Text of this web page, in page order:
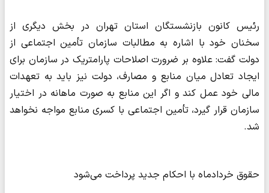
رئیس کانون بازنشستگان استان تهران در بخش دیگری از
سخنان خود با اشاره به مطالبات سازمان تأمین اجتماعی از
دولت گفت: علاوه بر ضرورت اصلاحات پارامتریک در سازمان برای
ایجاد تعادل میان منابع و مصارف، دولت نیز باید به تعهدات
مالی خود عمل کند و اگر این منابع به صورت ماهانه در اختیار
سازمان قرار گیرد، تأمین اجتماعی با کسری منابع مواجه نخواهد
شد.
حقوق خردادماه با احکام جدید پرداخت می‌شود